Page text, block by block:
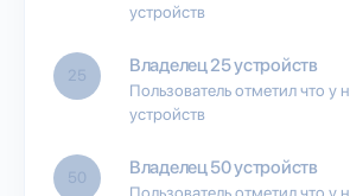
устройств
25 Владелец 25 устройств
Пользователь отметил что у
устройств
50 Владелец 50 устройств
Пользователь отметил что у